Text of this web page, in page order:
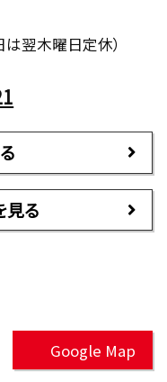
翌木曜日定休）
見る
Google Map